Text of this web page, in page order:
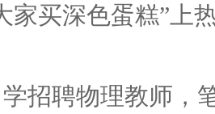
家买深色蛋糕”上
招聘物理教师，